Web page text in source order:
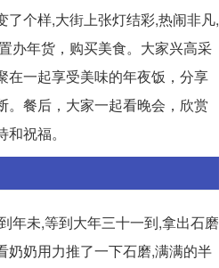
个样,大街上张灯结彩,热闹非凡,
办年货，购买美食。大家兴高采
在一起享受美味的年夜饭，分享
。餐后，大家一起看晚会，欣赏
祝福。
年未,等到大年三十一到,拿出石磨
奶奶用力推了一下石磨,满满的半